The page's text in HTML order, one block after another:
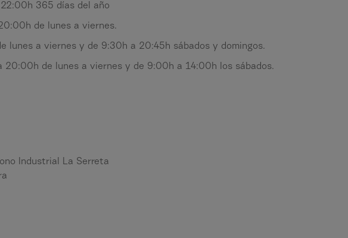
365 días del año
de lunes a viernes.
lunes a viernes y de 9:30h a 20:45h sábados y domingos.
20:00h de lunes a viernes y de 9:00h a 14:00h los sábados.
Industrial La Serreta